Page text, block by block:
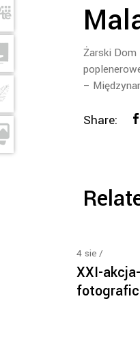
Żarski
–
Share:
4 sie
XXI-akcja-